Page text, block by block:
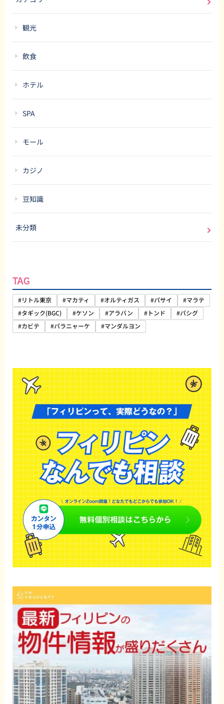
ると素敵な思い出とともにSNSでシェアす
る絶好の機会になるでしょう。マニラを訪
観光
飲食
ホテル
SPA
モール
カジノ
豆知識
未分類
TAG
#リトル東京 #マカティ #オルティガス #パサイ
#マラテ
#タギック(BGC)
#ケソン #アラバン #トンド
#パシグ
#カビテ
#パラニャーケ #マンダルヨン